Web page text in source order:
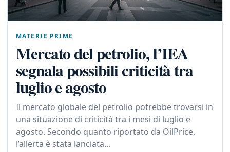
MATERIE PRIME
Mercato del petrolio, l’IEA
segnala possibili criticità tra
luglio e agosto
Il mercato globale del petrolio potrebbe trovarsi in
una situazione di criticità tra i mesi di luglio e
agosto. Secondo quanto riportato da OilPrice,
l’allerta è stata lanciata...